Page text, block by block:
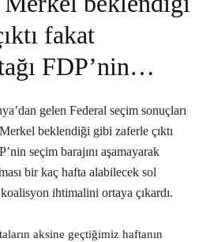
fakat
FDP’nin…
gelen Federal seçim sonuçları
beklendiği gibi zaferle çıktı
seçim barajını aşamayarak
bir kaç hafta alabilecek sol
ihtimalini ortaya çıkardı.
aksine geçtiğimiz haftanın